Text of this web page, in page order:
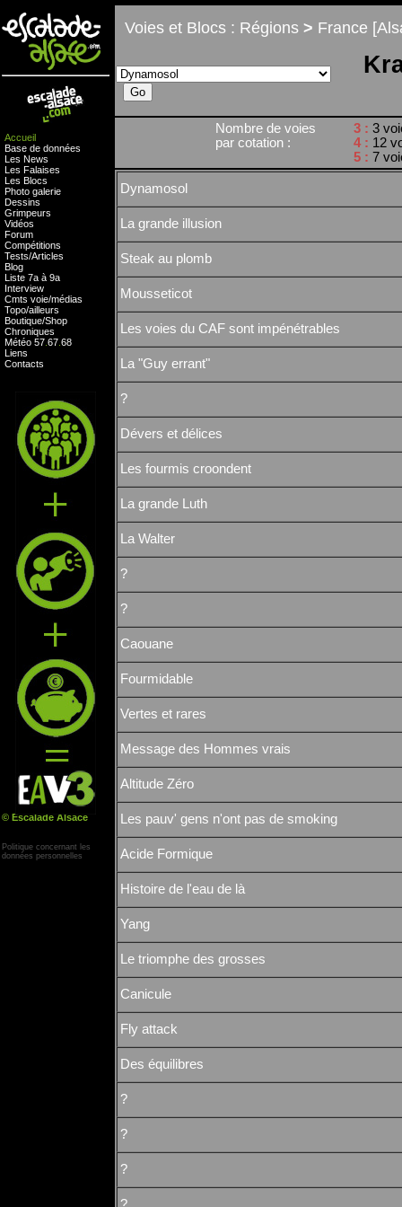
Accueil
Base de données
Les News
Les Falaises
Les Blocs
Photo galerie
Dessins
Grimpeurs
Vidéos
Forum
Compétitions
Tests/Articles
Blog
Liste 7a à 9a
Interview
Cmts voie/médias
Topo/ailleurs
Boutique/Shop
Chroniques
Météo 57 67 68
Liens
Contacts
© Escalade Alsace
Politique concernant les
données personnelles
Voies et Blocs : Régions > France
Nombre de voies
par cotation :
3 : 3
4 : 12
5 : 7
Dynamosol
La grande illusion
Steak au plomb
Mousseticot
Les voies du CAF sont impénétrables
La "Guy errant"
?
Dévers et délices
Les fourmis croondent
La grande Luth
La Walter
?
?
Caouane
Fourmidable
Vertes et rares
Message des Hommes vrais
Altitude Zéro
Les pauv' gens n'ont pas de smoking
Acide Formique
Histoire de l'eau de là
Yang
Le triomphe des grosses
Canicule
Fly attack
Des équilibres
?
?
?